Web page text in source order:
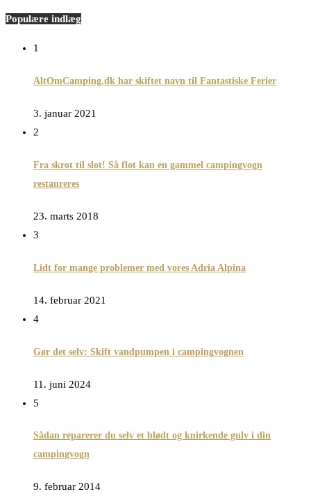
Populære indlæg
1
AltOmCamping.dk har skiftet navn til Fantastiske Ferier
3. januar 2021
2
Fra skrot til slot! Så flot kan en gammel campingvogn
restaureres
23. marts 2018
3
Lidt for mange problemer med vores Adria Alpina
14. februar 2021
4
Gør det selv: Skift vandpumpen i campingvognen
11. juni 2024
5
Sådan reparerer du selv et blødt og knirkende gulv i din
campingvogn
9. februar 2014